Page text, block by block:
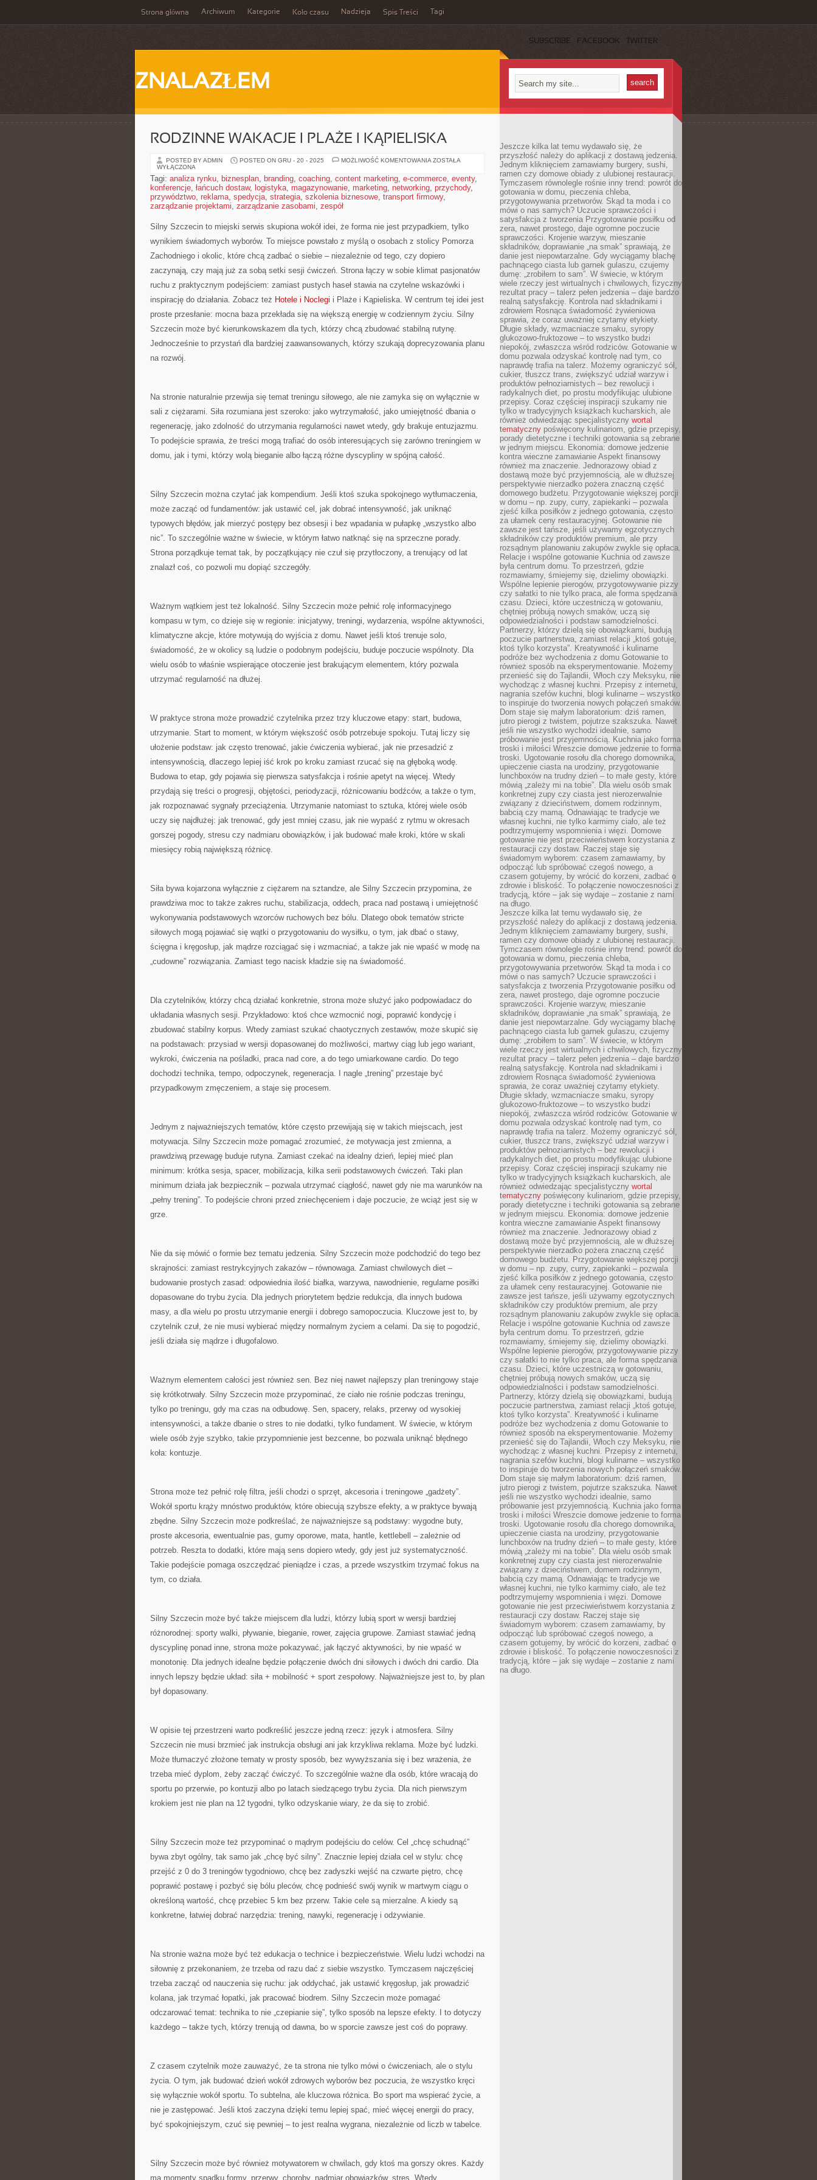
Strona główna Archiwum Kategorie Koło czasu Nadzieja Spis Treści Tagi
SUBSCRIBE FACEBOOK TWITTER
ZNALAZŁEM
RODZINNE WAKACJE I PLAŻE I KĄPIELISKA
POSTED BY ADMIN POSTED ON GRU - 20 - 2025 MOŻLIWOŚĆ KOMENTOWANIA RODZINNE
PLAŻE
KĄPIELISKA
ZOSTAŁA
WYŁĄCZONA
Tagi: analiza rynku, biznesplan, branding, coaching, content marketing, e-commerce, eventy,
konferencje, łańcuch dostaw, logistyka, magazynowanie, marketing, networking, przychody,
przywództwo, reklama, spedycja, strategia, szkolenia biznesowe, transport firmowy,
zarządzanie projektami, zarządzanie zasobami, zespół
Silny Szczecin to miejski serwis skupiona wokół idei, że forma nie jest przypadkiem, tylko
wynikiem świadomych wyborów. To miejsce powstało z myślą o osobach z stolicy Pomorza
Zachodniego i okolic, które chcą zadbać o siebie – niezależnie od tego, czy dopiero
zaczynają, czy mają już za sobą setki sesji ćwiczeń. Strona łączy w sobie klimat pasjonatów
ruchu z praktycznym podejściem: zamiast pustych haseł stawia na czytelne wskazówki i
inspirację do działania. Zobacz też Hotele i Noclegi i Plaże i Kąpieliska. W centrum tej idei jest
proste przesłanie: mocna baza przekłada się na większą energię w codziennym życiu. Silny
Szczecin może być kierunkowskazem dla tych, którzy chcą zbudować stabilną rutynę.
Jednocześnie to przystań dla bardziej zaawansowanych, którzy szukają doprecyzowania planu
na rozwój.
Na stronie naturalnie przewija się temat treningu siłowego, ale nie zamyka się on wyłącznie w
sali z ciężarami. Siła rozumiana jest szeroko: jako wytrzymałość, jako umiejętność dbania o
regenerację, jako zdolność do utrzymania regularności nawet wtedy, gdy brakuje entuzjazmu.
To podejście sprawia, że treści mogą trafiać do osób interesujących się zarówno treningiem w
domu, jak i tymi, którzy wolą bieganie albo łączą różne dyscypliny w spójną całość.
Silny Szczecin można czytać jak kompendium. Jeśli ktoś szuka spokojnego wytłumaczenia,
może zacząć od fundamentów: jak ustawić cel, jak dobrać intensywność, jak uniknąć
typowych błędów, jak mierzyć postępy bez obsesji i bez wpadania w pułapkę „wszystko albo
nic”. To szczególnie ważne w świecie, w którym łatwo natknąć się na sprzeczne porady.
Strona porządkuje temat tak, by początkujący nie czuł się przytłoczony, a trenujący od lat
znalazł coś, co pozwoli mu dopiąć szczegóły.
Ważnym wątkiem jest też lokalność. Silny Szczecin może pełnić rolę informacyjnego
kompasu w tym, co dzieje się w regionie: inicjatywy, treningi, wydarzenia, wspólne aktywności,
klimatyczne akcje, które motywują do wyjścia z domu. Nawet jeśli ktoś trenuje solo,
świadomość, że w okolicy są ludzie o podobnym podejściu, buduje poczucie wspólnoty. Dla
wielu osób to właśnie wspierające otoczenie jest brakującym elementem, który pozwala
utrzymać regularność na dłużej.
W praktyce strona może prowadzić czytelnika przez trzy kluczowe etapy: start, budowa,
utrzymanie. Start to moment, w którym większość osób potrzebuje spokoju. Tutaj liczy się
ułożenie podstaw: jak często trenować, jakie ćwiczenia wybierać, jak nie przesadzić z
intensywnością, dlaczego lepiej iść krok po kroku zamiast rzucać się na głęboką wodę.
Budowa to etap, gdy pojawia się pierwsza satysfakcja i rośnie apetyt na więcej. Wtedy
przydają się treści o progresji, objętości, periodyzacji, różnicowaniu bodźców, a także o tym,
jak rozpoznawać sygnały przeciążenia. Utrzymanie natomiast to sztuka, której wiele osób
uczy się najdłużej: jak trenować, gdy jest mniej czasu, jak nie wypaść z rytmu w okresach
gorszej pogody, stresu czy nadmiaru obowiązków, i jak budować małe kroki, które w skali
miesięcy robią największą różnicę.
Siła bywa kojarzona wyłącznie z ciężarem na sztandze, ale Silny Szczecin przypomina, że
prawdziwa moc to także zakres ruchu, stabilizacja, oddech, praca nad postawą i umiejętność
wykonywania podstawowych wzorców ruchowych bez bólu. Dlatego obok tematów stricte
siłowych mogą pojawiać się wątki o przygotowaniu do wysiłku, o tym, jak dbać o stawy,
ścięgna i kręgosłup, jak mądrze rozciągać się i wzmacniać, a także jak nie wpaść w modę na
„cudowne” rozwiązania. Zamiast tego nacisk kładzie się na świadomość.
Dla czytelników, którzy chcą działać konkretnie, strona może służyć jako podpowiadacz do
układania własnych sesji. Przykładowo: ktoś chce wzmocnić nogi, poprawić kondycję i
zbudować stabilny korpus. Wtedy zamiast szukać chaotycznych zestawów, może skupić się
na podstawach: przysiad w wersji dopasowanej do możliwości, martwy ciąg lub jego wariant,
wykroki, ćwiczenia na pośladki, praca nad core, a do tego umiarkowane cardio. Do tego
dochodzi technika, tempo, odpoczynek, regeneracja. I nagle „trening” przestaje być
przypadkowym zmęczeniem, a staje się procesem.
Jednym z najważniejszych tematów, które często przewijają się w takich miejscach, jest
motywacja. Silny Szczecin może pomagać zrozumieć, że motywacja jest zmienna, a
prawdziwą przewagę buduje rutyna. Zamiast czekać na idealny dzień, lepiej mieć plan
minimum: krótka sesja, spacer, mobilizacja, kilka serii podstawowych ćwiczeń. Taki plan
minimum działa jak bezpiecznik – pozwala utrzymać ciągłość, nawet gdy nie ma warunków na
„pełny trening”. To podejście chroni przed zniechęceniem i daje poczucie, że wciąż jest się w
grze.
Nie da się mówić o formie bez tematu jedzenia. Silny Szczecin może podchodzić do tego bez
skrajności: zamiast restrykcyjnych zakazów – równowaga. Zamiast chwilowych diet –
budowanie prostych zasad: odpowiednia ilość białka, warzywa, nawodnienie, regularne posiłki
dopasowane do trybu życia. Dla jednych priorytetem będzie redukcja, dla innych budowa
masy, a dla wielu po prostu utrzymanie energii i dobrego samopoczucia. Kluczowe jest to, by
czytelnik czuł, że nie musi wybierać między normalnym życiem a celami. Da się to pogodzić,
jeśli działa się mądrze i długofalowo.
Ważnym elementem całości jest również sen. Bez niej nawet najlepszy plan treningowy staje
się krótkotrwały. Silny Szczecin może przypominać, że ciało nie rośnie podczas treningu,
tylko po treningu, gdy ma czas na odbudowę. Sen, spacery, relaks, przerwy od wysokiej
intensywności, a także dbanie o stres to nie dodatki, tylko fundament. W świecie, w którym
wiele osób żyje szybko, takie przypomnienie jest bezcenne, bo pozwala uniknąć błędnego
koła: kontuzje.
Strona może też pełnić rolę filtra, jeśli chodzi o sprzęt, akcesoria i treningowe „gadżety”.
Wokół sportu krąży mnóstwo produktów, które obiecują szybsze efekty, a w praktyce bywają
zbędne. Silny Szczecin może podkreślać, że najważniejsze są podstawy: wygodne buty,
proste akcesoria, ewentualnie pas, gumy oporowe, mata, hantle, kettlebell – zależnie od
potrzeb. Reszta to dodatki, które mają sens dopiero wtedy, gdy jest już systematyczność.
Takie podejście pomaga oszczędzać pieniądze i czas, a przede wszystkim trzymać fokus na
tym, co działa.
Silny Szczecin może być także miejscem dla ludzi, którzy lubią sport w wersji bardziej
różnorodnej: sporty walki, pływanie, bieganie, rower, zajęcia grupowe. Zamiast stawiać jedną
dyscyplinę ponad inne, strona może pokazywać, jak łączyć aktywności, by nie wpaść w
monotonię. Dla jednych idealne będzie połączenie dwóch dni siłowych i dwóch dni cardio. Dla
innych lepszy będzie układ: siła + mobilność + sport zespołowy. Najważniejsze jest to, by plan
był dopasowany.
W opisie tej przestrzeni warto podkreślić jeszcze jedną rzecz: język i atmosfera. Silny
Szczecin nie musi brzmieć jak instrukcja obsługi ani jak krzykliwa reklama. Może być ludzki.
Może tłumaczyć złożone tematy w prosty sposób, bez wywyższania się i bez wrażenia, że
trzeba mieć dyplom, żeby zacząć ćwiczyć. To szczególnie ważne dla osób, które wracają do
sportu po przerwie, po kontuzji albo po latach siedzącego trybu życia. Dla nich pierwszym
krokiem jest nie plan na 12 tygodni, tylko odzyskanie wiary, że da się to zrobić.
Silny Szczecin może też przypominać o mądrym podejściu do celów. Cel „chcę schudnąć”
bywa zbyt ogólny, tak samo jak „chcę być silny”. Znacznie lepiej działa cel w stylu: chcę
przejść z 0 do 3 treningów tygodniowo, chcę bez zadyszki wejść na czwarte piętro, chcę
poprawić postawę i pozbyć się bólu pleców, chcę podnieść swój wynik w martwym ciągu o
określoną wartość, chcę przebiec 5 km bez przerw. Takie cele są mierzalne. A kiedy są
konkretne, łatwiej dobrać narzędzia: trening, nawyki, regenerację i odżywianie.
Na stronie ważna może być też edukacja o technice i bezpieczeństwie. Wielu ludzi wchodzi na
siłownię z przekonaniem, że trzeba od razu dać z siebie wszystko. Tymczasem najczęściej
trzeba zacząć od nauczenia się ruchu: jak oddychać, jak ustawić kręgosłup, jak prowadzić
kolana, jak trzymać łopatki, jak pracować biodrem. Silny Szczecin może pomagać
odczarować temat: technika to nie „czepianie się”, tylko sposób na lepsze efekty. I to dotyczy
każdego – także tych, którzy trenują od dawna, bo w sporcie zawsze jest coś do poprawy.
Z czasem czytelnik może zauważyć, że ta strona nie tylko mówi o ćwiczeniach, ale o stylu
życia. O tym, jak budować dzień wokół zdrowych wyborów bez poczucia, że wszystko kręci
się wyłącznie wokół sportu. To subtelna, ale kluczowa różnica. Bo sport ma wspierać życie, a
nie je zastępować. Jeśli ktoś zaczyna dzięki temu lepiej spać, mieć więcej energii do pracy,
być spokojniejszym, czuć się pewniej – to jest realna wygrana, niezależnie od liczb w tabelce.
Silny Szczecin może być również motywatorem w chwilach, gdy ktoś ma gorszy okres. Każdy
ma momenty spadku formy, przerwy, choroby, nadmiar obowiązków, stres. Wtedy
Jeszcze kilka lat temu wydawało się, że
przyszłość należy do aplikacji z dostawą jedzenia.
Jednym kliknięciem zamawiamy burgery, sushi,
ramen czy domowe obiady z ulubionej restauracji.
Tymczasem równolegle rośnie inny trend: powrót do
gotowania w domu, pieczenia chleba,
przygotowywania przetworów. Skąd ta moda i co
mówi o nas samych? Uczucie sprawczości i
satysfakcja z tworzenia Przygotowanie posiłku od
zera, nawet prostego, daje ogromne poczucie
sprawczości. Krojenie warzyw, mieszanie
składników, doprawianie „na smak” sprawiają, że
danie jest niepowtarzalne. Gdy wyciągamy blachę
pachnącego ciasta lub garnek gulaszu, czujemy
dumę: „zrobiłem to sam”. W świecie, w którym
wiele rzeczy jest wirtualnych i chwilowych, fizyczny
rezultat pracy – talerz pełen jedzenia – daje bardzo
realną satysfakcję. Kontrola nad składnikami i
zdrowiem Rosnąca świadomość żywieniowa
sprawia, że coraz uważniej czytamy etykiety.
Długie składy, wzmacniacze smaku, syropy
glukozowo-fruktozowe – to wszystko budzi
niepokój, zwłaszcza wśród rodziców. Gotowanie w
domu pozwala odzyskać kontrolę nad tym, co
naprawdę trafia na talerz. Możemy ograniczyć sól,
cukier, tłuszcz trans, zwiększyć udział warzyw i
produktów pełnoziarnistych – bez rewolucji i
radykalnych diet, po prostu modyfikując ulubione
przepisy. Coraz częściej inspiracji szukamy nie
tylko w tradycyjnych książkach kucharskich, ale
również odwiedzając specjalistyczny wortal
tematyczny poświęcony kulinariom, gdzie przepisy,
porady dietetyczne i techniki gotowania są zebrane
w jednym miejscu. Ekonomia: domowe jedzenie
kontra wieczne zamawianie Aspekt finansowy
również ma znaczenie. Jednorazowy obiad z
dostawą może być przyjemnością, ale w dłuższej
perspektywie nierzadko pożera znaczną część
domowego budżetu. Przygotowanie większej porcji
w domu – np. zupy, curry, zapiekanki – pozwala
zjeść kilka posiłków z jednego gotowania, często
za ułamek ceny restauracyjnej. Gotowanie nie
zawsze jest tańsze, jeśli używamy egzotycznych
składników czy produktów premium, ale przy
rozsądnym planowaniu zakupów zwykle się opłaca.
Relacje i wspólne gotowanie Kuchnia od zawsze
była centrum domu. To przestrzeń, gdzie
rozmawiamy, śmiejemy się, dzielimy obowiązki.
Wspólne lepienie pierogów, przygotowywanie pizzy
czy sałatki to nie tylko praca, ale forma spędzania
czasu. Dzieci, które uczestniczą w gotowaniu,
chętniej próbują nowych smaków, uczą się
odpowiedzialności i podstaw samodzielności.
Partnerzy, którzy dzielą się obowiązkami, budują
poczucie partnerstwa, zamiast relacji „ktoś gotuje,
ktoś tylko korzysta”. Kreatywność i kulinarne
podróże bez wychodzenia z domu Gotowanie to
również sposób na eksperymentowanie. Możemy
przenieść się do Tajlandii, Włoch czy Meksyku, nie
wychodząc z własnej kuchni. Przepisy z internetu,
nagrania szefów kuchni, blogi kulinarne – wszystko
to inspiruje do tworzenia nowych połączeń smaków.
Dom staje się małym laboratorium: dziś ramen,
jutro pierogi z twistem, pojutrze szakszuka. Nawet
jeśli nie wszystko wychodzi idealnie, samo
próbowanie jest przyjemnością. Kuchnia jako forma
troski i miłości Wreszcie domowe jedzenie to forma
troski. Ugotowanie rosołu dla chorego domownika,
upieczenie ciasta na urodziny, przygotowanie
lunchboxów na trudny dzień – to małe gesty, które
mówią „zależy mi na tobie”. Dla wielu osób smak
konkretnej zupy czy ciasta jest nierozerwalnie
związany z dzieciństwem, domem rodzinnym,
babcią czy mamą. Odnawiając te tradycje we
własnej kuchni, nie tylko karmimy ciało, ale też
podtrzymujemy wspomnienia i więzi. Domowe
gotowanie nie jest przeciwieństwem korzystania z
restauracji czy dostaw. Raczej staje się
świadomym wyborem: czasem zamawiamy, by
odpocząć lub spróbować czegoś nowego, a
czasem gotujemy, by wrócić do korzeni, zadbać o
zdrowie i bliskość. To połączenie nowoczesności z
tradycją, które – jak się wydaje – zostanie z nami
na długo.
Jeszcze kilka lat temu wydawało się, że
przyszłość należy do aplikacji z dostawą jedzenia.
Jednym kliknięciem zamawiamy burgery, sushi,
ramen czy domowe obiady z ulubionej restauracji.
Tymczasem równolegle rośnie inny trend: powrót do
gotowania w domu, pieczenia chleba,
przygotowywania przetworów. Skąd ta moda i co
mówi o nas samych? Uczucie sprawczości i
satysfakcja z tworzenia Przygotowanie posiłku od
zera, nawet prostego, daje ogromne poczucie
sprawczości. Krojenie warzyw, mieszanie
składników, doprawianie „na smak” sprawiają, że
danie jest niepowtarzalne. Gdy wyciągamy blachę
pachnącego ciasta lub garnek gulaszu, czujemy
dumę: „zrobiłem to sam”. W świecie, w którym
wiele rzeczy jest wirtualnych i chwilowych, fizyczny
rezultat pracy – talerz pełen jedzenia – daje bardzo
realną satysfakcję. Kontrola nad składnikami i
zdrowiem Rosnąca świadomość żywieniowa
sprawia, że coraz uważniej czytamy etykiety.
Długie składy, wzmacniacze smaku, syropy
glukozowo-fruktozowe – to wszystko budzi
niepokój, zwłaszcza wśród rodziców. Gotowanie w
domu pozwala odzyskać kontrolę nad tym, co
naprawdę trafia na talerz. Możemy ograniczyć sól,
cukier, tłuszcz trans, zwiększyć udział warzyw i
produktów pełnoziarnistych – bez rewolucji i
radykalnych diet, po prostu modyfikując ulubione
przepisy. Coraz częściej inspiracji szukamy nie
tylko w tradycyjnych książkach kucharskich, ale
również odwiedzając specjalistyczny wortal
tematyczny poświęcony kulinariom, gdzie przepisy,
porady dietetyczne i techniki gotowania są zebrane
w jednym miejscu. Ekonomia: domowe jedzenie
kontra wieczne zamawianie Aspekt finansowy
również ma znaczenie. Jednorazowy obiad z
dostawą może być przyjemnością, ale w dłuższej
perspektywie nierzadko pożera znaczną część
domowego budżetu. Przygotowanie większej porcji
w domu – np. zupy, curry, zapiekanki – pozwala
zjeść kilka posiłków z jednego gotowania, często
za ułamek ceny restauracyjnej. Gotowanie nie
zawsze jest tańsze, jeśli używamy egzotycznych
składników czy produktów premium, ale przy
rozsądnym planowaniu zakupów zwykle się opłaca.
Relacje i wspólne gotowanie Kuchnia od zawsze
była centrum domu. To przestrzeń, gdzie
rozmawiamy, śmiejemy się, dzielimy obowiązki.
Wspólne lepienie pierogów, przygotowywanie pizzy
czy sałatki to nie tylko praca, ale forma spędzania
czasu. Dzieci, które uczestniczą w gotowaniu,
chętniej próbują nowych smaków, uczą się
odpowiedzialności i podstaw samodzielności.
Partnerzy, którzy dzielą się obowiązkami, budują
poczucie partnerstwa, zamiast relacji „ktoś gotuje,
ktoś tylko korzysta”. Kreatywność i kulinarne
podróże bez wychodzenia z domu Gotowanie to
również sposób na eksperymentowanie. Możemy
przenieść się do Tajlandii, Włoch czy Meksyku, nie
wychodząc z własnej kuchni. Przepisy z internetu,
nagrania szefów kuchni, blogi kulinarne – wszystko
to inspiruje do tworzenia nowych połączeń smaków.
Dom staje się małym laboratorium: dziś ramen,
jutro pierogi z twistem, pojutrze szakszuka. Nawet
jeśli nie wszystko wychodzi idealnie, samo
próbowanie jest przyjemnością. Kuchnia jako forma
troski i miłości Wreszcie domowe jedzenie to forma
troski. Ugotowanie rosołu dla chorego domownika,
upieczenie ciasta na urodziny, przygotowanie
lunchboxów na trudny dzień – to małe gesty, które
mówią „zależy mi na tobie”. Dla wielu osób smak
konkretnej zupy czy ciasta jest nierozerwalnie
związany z dzieciństwem, domem rodzinnym,
babcią czy mamą. Odnawiając te tradycje we
własnej kuchni, nie tylko karmimy ciało, ale też
podtrzymujemy wspomnienia i więzi. Domowe
gotowanie nie jest przeciwieństwem korzystania z
restauracji czy dostaw. Raczej staje się
świadomym wyborem: czasem zamawiamy, by
odpocząć lub spróbować czegoś nowego, a
czasem gotujemy, by wrócić do korzeni, zadbać o
zdrowie i bliskość. To połączenie nowoczesności z
tradycją, które – jak się wydaje – zostanie z nami
na długo.